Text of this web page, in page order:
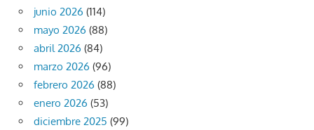
junio 2026 (114)
mayo 2026 (88)
abril 2026 (84)
marzo 2026 (96)
febrero 2026 (88)
enero 2026 (53)
diciembre 2025 (99)